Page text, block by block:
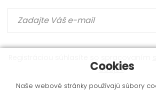
údajov.
Cookies
Naše webové stránky používajú súbory